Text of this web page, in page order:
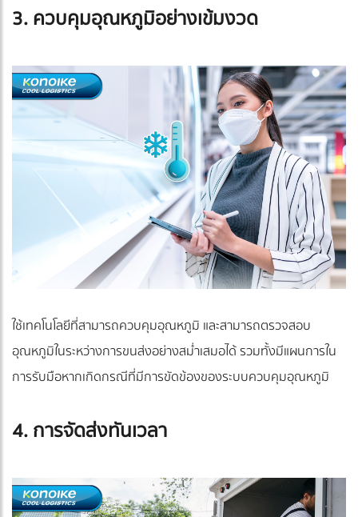
3. ควบคุมอุณหภูมิอย่างเข้มงวด
ใช้เทคโนโลยีที่สามารถควบคุมอุณหภูมิ และสามารถตรวจสอบ
อุณหภูมิในระหว่างการขนส่งอย่างสม่ำเสมอได้ รวมทั้งมีแผนการใน
การรับมือหากเกิดกรณีที่มีการขัดข้องของระบบควบคุมอุณหภูมิ
4. การจัดส่งทันเวลา